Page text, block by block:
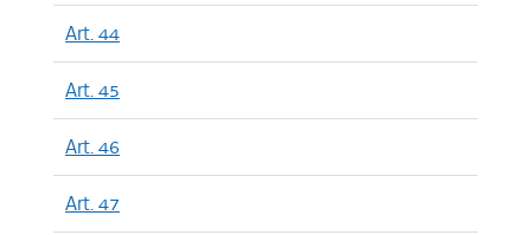
Art. 44
Art. 45
Art. 46
Art. 47